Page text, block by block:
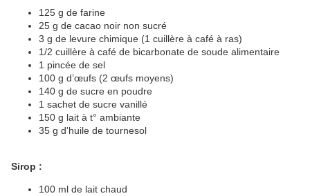
125 g de farine
25 g de cacao noir non sucré
3 g de levure chimique (1 cuillère à café à ras)
1/2 cuillère à café de bicarbonate de soude alimentaire
1 pincée de sel
100 g d’œufs (2 œufs moyens)
140 g de sucre en poudre
1 sachet de sucre vanillé
150 g lait à t° ambiante
35 g d'huile de tournesol
Sirop :
100 ml de lait chaud